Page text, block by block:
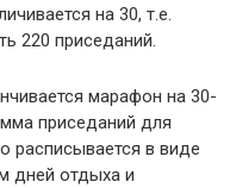
на 30, т.е.
220 приседаний.
марафон на 30-
приседаний для
расписывается в виде
дней отдыха и